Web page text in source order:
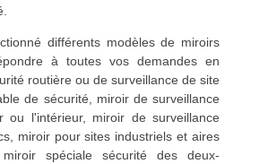
différents modèles de miroirs
à toutes vos demandes en
routière ou de surveillance de site
de sécurité, miroir de surveillance
ou l'intérieur, miroir de surveillance
miroir pour sites industriels et aires
spéciale sécurité des deux-